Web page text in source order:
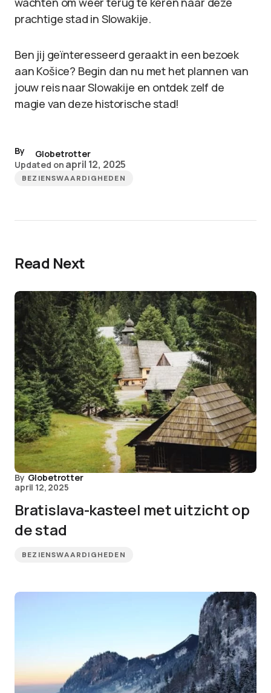
prachtige stad in Slowakije.
Ben jij geïnteresseerd geraakt in een bezoek
aan Košice? Begin dan nu met het plannen van
jouw reis naar Slowakije en ontdek zelf de
magie van deze historische stad!
By
Globetrotter
Updated on april 12, 2025
BEZIENSWAARDIGHEDEN
Read Next
By Globetrotter
april 12, 2025
Bratislava-kasteel met uitzicht op
de stad
BEZIENSWAARDIGHEDEN